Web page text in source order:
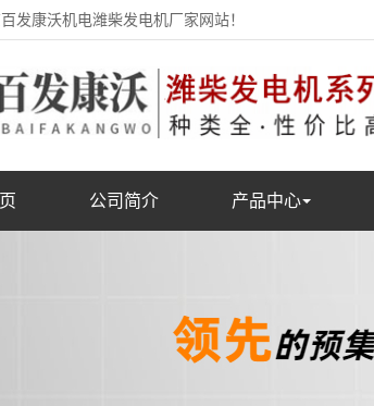
发康沃机电潍柴发电机厂家网站！
公司简介 产品中心